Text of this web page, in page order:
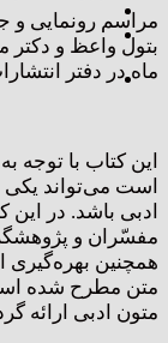
مراسم رونمایی و
بتول واعظ و دکتر
ماه در دفتر
این کتاب با توجه
است می‌تواند یکی
ادبی باشد. در
مفسّران و
همچنین بهره‌گیری
متن مطرح شده
متون ادبی ارائه